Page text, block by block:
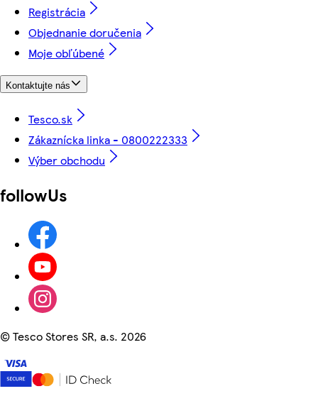
Registrácia
Objednanie doručenia
Moje obľúbené
Kontaktujte nás
Tesco.sk
Zákaznícka linka - 0800222333
Výber obchodu
followUs
©Tesco Stores SR, a.s. 2026